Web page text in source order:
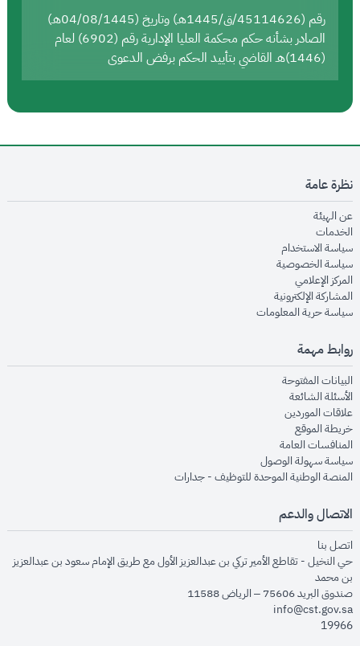
رقم (45114626/ق/1445هـ) وتاريخ (04/08/1445هـ)
الصادر بشأنه حكم محكمة العليا الإدارية رقم (6902) لعام
(1446)هـ القاضي بتأييد الحكم برفض الدعوى
نظرة عامة
عن الهيئةopens in new window
الخدماتopens in new window
سياسة الاستخدام
سياسة الخصوصيةopens in new window
المركز الإعلاميopens in new window
المشاركة الإلكترونيةopens in new window
سياسة حرية المعلوماتopens in new window
روابط مهمة
البيانات المفتوحةopens in new window
الأسئلة الشائعةopens in new window
علاقات الموردينopens in new window
خريطة الموقعopens in new window
المنافسات العامةopens in new window
سياسة سهولة الوصولopens in new window
المنصة الوطنية الموحدة للتوظيف - جداراتopens in new window
الاتصال والدعم
اتصل بنا
حي النخيل - تقاطع الأمير تركي بن عبدالعزيز الأول مع طريق الإمام سعود بن عبدالعزيز
بن محمد
صندوق البريد 75606 – الرياض 11588
info@cst.gov.sa
19966